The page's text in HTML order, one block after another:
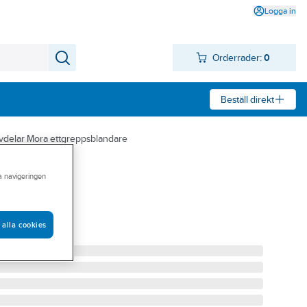
Logga in
Orderrader: 0
Beställ direkt
Mora ettgreppsblandare
Mora
navigeringen
alla cookies